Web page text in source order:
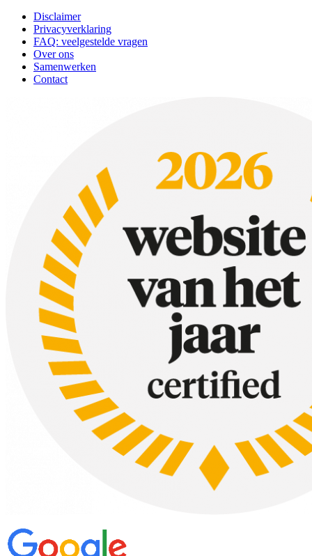
Disclaimer
Privacyverklaring
FAQ: veelgestelde vragen
Over ons
Samenwerken
Contact